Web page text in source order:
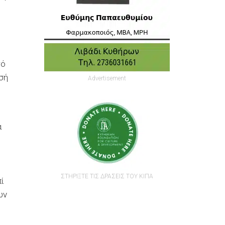
Advertisement
ΣΤΗΡΙΞΤΕ ΤΙΣ ΔΡΑΣΕΙΣ ΤΟΥ ΚΙΠΑ